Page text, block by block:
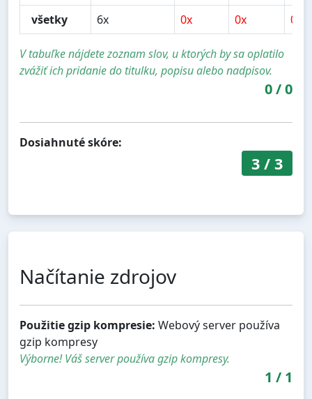
všetky
6x 0x 0x 0x
V tabuľke nájdete zoznam slov, u ktorých by sa oplatilo
zvážiť ich pridanie do titulku, popisu alebo nadpisov.
0/0
Dosiahnuté skóre:
3/ 3
Načítanie zdrojov
Použitie gzip kompresie: Webový server používa
gzip kompresy
Výborne! Váš server používa gzip kompresy.
1 / 1